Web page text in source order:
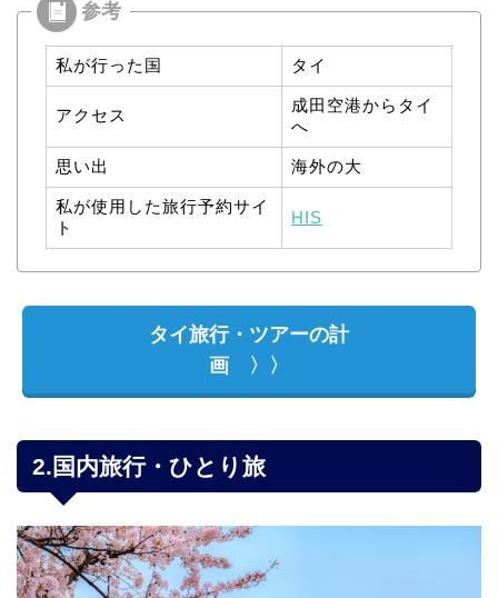
私が行った国 タイ
アクセス
成田空港からタイ
へ
思い出 海外の大
私が使用した旅行予約サイ
ト
HIS
タイ旅行・ツアーの計
画 〉〉
2.国内旅行・ひとり旅